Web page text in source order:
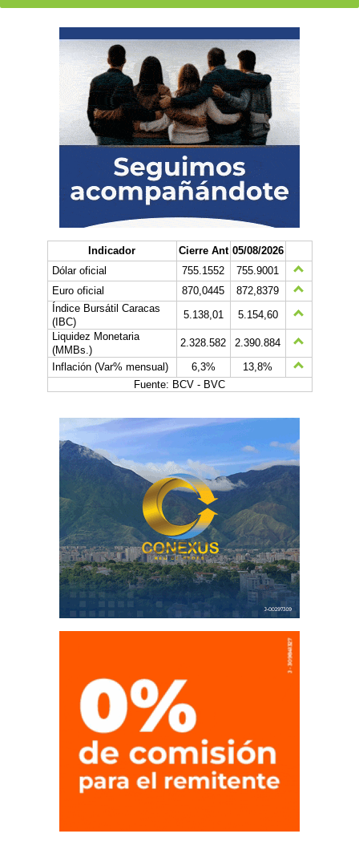
Indicador Cierre Ant 05/08/2026
Dólar oficial
755.1552
755.9001
Euro oficial
870,0445
872,8379
Índice Bursátil Caracas
(IBC)
5.138,01
5.154,60
Liquidez Monetaria
(MMBs.)
2.328.582
2.390.884
Inflación (Var% mensual)
6,3%
13,8%
Fuente: BCV - BVC